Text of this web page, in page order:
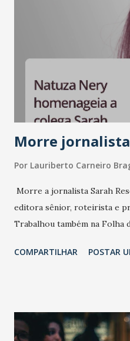
e consistência ganham peso
liderança e estratégia. -
mundo fala muito e poucos
sempre existiu para dar
consistência, e nesta edição
Vamos reforçar que ser
marcas, pessoas e
Morre jornalista
Por Lauriberto Carneiro
Morre a jornalista Sarah
editora sênior, roteirista e
Trabalhou também na Folha
COMPARTILHAR POSTAR